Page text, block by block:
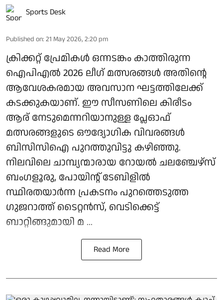
Sports Desk
Published on: 21 May 2026, 2:20 pm
ക്രിക്കറ്റ് പ്രേമികള്‍ ഒന്നടങ്കം കാത്തിരുന്ന
ഐപിഎല്‍ 2026 ലീഗ് മത്സരങ്ങള്‍ അതിന്റെ
ആവേശകരമായ അവസാന ഘട്ടത്തിലേക്ക്
കടക്കുകയാണ്. ഈ സീസണിലെ കിരീടം
ആര് നേടുമെന്നറിയാനുള്ള പ്ലേഓഫ്
മത്സരങ്ങളുടെ ഔദ്യോഗിക വിവരങ്ങള്‍
ബിസിസിഐ പുറത്തുവിട്ടു കഴിഞ്ഞു.
നിലവിലെ ചാമ്പ്യന്മാരായ റോയല്‍ ചലഞ്ചേഴ്‌സ്
ബംഗളൂരു, പോയിന്റ് ടേബിളില്‍
സ്ഥിരതയാര്‍ന്ന പ്രകടനം പുറത്തെടുത്ത
ഗുജറാത്ത് ടൈറ്റന്‍സ്, വെടിക്കെട്ട്
ബാറ്റിങ്ങുമായി മ ...
Read More